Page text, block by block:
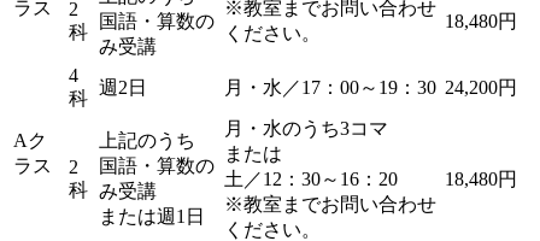
ラス
2
科
国語・算数の
み受講
※教室までお問い合わせ
ください。
18,480円
Aク
ラス
4
科
週2日 月・水／17：00～19：30 24,200円
2
科
上記のうち
国語・算数の
み受講
または週1日
月・水のうち3コマ
または
土／12：30～16：20
※教室までお問い合わせ
ください。
18,480円